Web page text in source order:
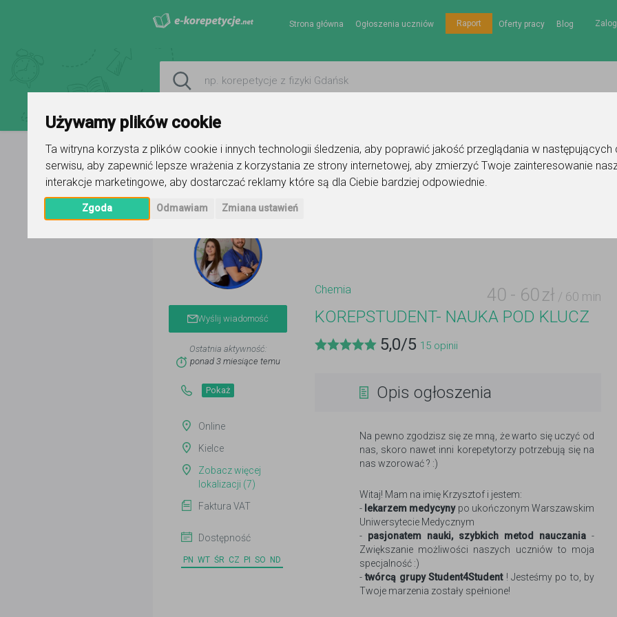
Używamy plików cookie
Ta witryna korzysta z plików cookie i innych technologii śledzenia, aby poprawić jakość przeglądania w
serwisu, aby zapewnić lepsze wrażenia z korzystania ze strony internetowej, aby zmierzyć Twoje zainteresowanie
interakcje marketingowe, aby dostarczać reklamy które są dla Ciebie bardziej odpowiednie.
Zgoda Odmawiam Zmiana ustawień
Strona główna Ogłoszenia uczniów Raport Oferty pracy Blog
Strona główna KOREPSTUDENT- NAUKA POD KLUCZ Ogłoszenie korepetytora - chemia
Wyślij wiadomość
Ostatnia aktywność:
ponad 3 miesiące temu
Pokaż
Online
Kielce
Zobacz więcej
lokalizacji (7)
Faktura VAT
Dostępność
PN WT ŚR CZ PI SO ND
Chemia 40 - 60 zł / 60 min
KOREPSTUDENT- NAUKA POD KLUCZ
5,0/5 15 opinii
Opis ogłoszenia
Na pewno zgodzisz się ze mną, że warto się uczyć od
nas, skoro nawet inni korepetytorzy potrzebują się na
nas wzorować ? :)
Witaj! Mam na imię Krzysztof i jestem:
- lekarzem medycynypo ukończonym Warszawskim
Uniwersytecie Medycznym
- pasjonatem nauki, szybkich metod nauczania -
Zwiększanie możliwości naszych uczniów to moja
specjalność :)
-twórcą grupy Student4Student! Jesteśmy po to, by
Twoje marzenia zostały spełnione!